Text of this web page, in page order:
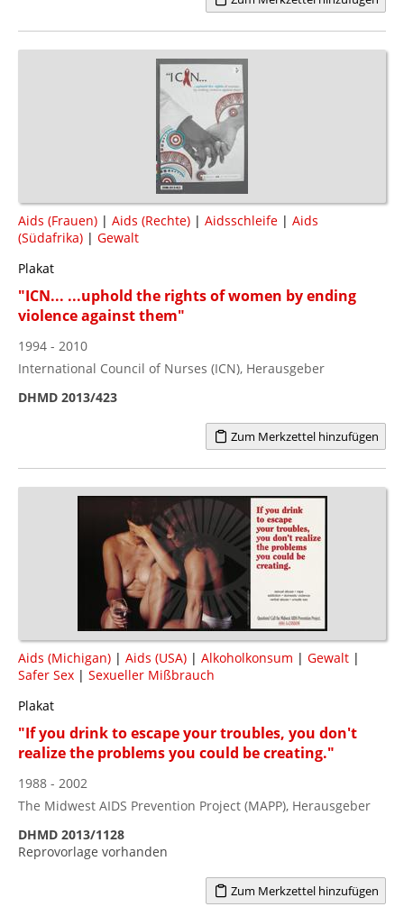
Aids (Frauen) | Aids (Rechte) | Aidsschleife | Aids
(Südafrika) | Gewalt
Plakat
"ICN... ...uphold the rights of women by ending
violence against them"
1994 - 2010
International Council of Nurses (ICN), Herausgeber
DHMD 2013/423
Zum Merkzettel hinzufügen
Aids (Michigan) | Aids (USA) | Alkoholkonsum | Gewalt |
Safer Sex | Sexueller Mißbrauch
Plakat
"If you drink to escape your troubles, you don't
realize the problems you could be creating."
1988 - 2002
The Midwest AIDS Prevention Project (MAPP), Herausgeber
DHMD 2013/1128
Reprovorlage vorhanden
Zum Merkzettel hinzufügen